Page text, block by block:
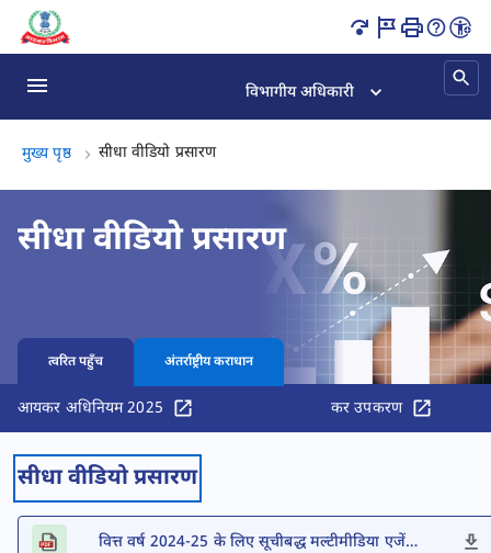
विभागीय अधिकारी
मुख्य पृष्ठ सीधा वीडियो प्रसारणसीधा वीडियो प्रसारण, (2 का 2)
सीधा वीडियो प्रसारण
त्वरित पहुँच अंतर्राष्ट्रीय कराधान
आयकर अधिनियम 2025 कर उपकरण
सीधा वीडियो प्रसारण
वित्त वर्ष 2024-25 के लिए सूचीबद्ध मल्टीमीडिया एजेंसियों की सूची